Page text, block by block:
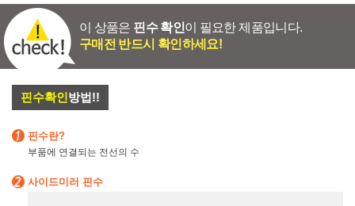
이 상품은 핀수 확인이 필요한 제품입니다.
구매전 반드시 확인하세요!
핀수확인방법!!
핀수란?
부품에 연결되는 전선의 수
사이드미러 핀수